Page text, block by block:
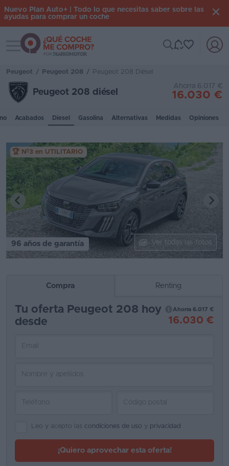
Iniciar
Inicio
Renting
Suscripción
Stock
KM
0
Segunda
mano
Ofertas
Asistente
Nuevo Plan Auto+ | Todo lo que necesitas saber sobre las
ayudas para comprar un coche
Toggle navigation
Peugeot / Peugeot 208 / Peugeot 208 Diésel
Peugeot 208 diésel
Ahorra 6.017 €
16.030 €
Acabados Diesel Gasolina Alternativas Medidas Opiniones
🏆 Nº3 en UTILITARIO
96 años de garantía Ver todas las fotos
Compra Renting
Tu oferta Peugeot 208 hoy
desde
Ahorra 6.017 €
16.030 €
Leo y acepto las condiciones de uso y privacidad
¡Quiero aprovechar esta oferta!